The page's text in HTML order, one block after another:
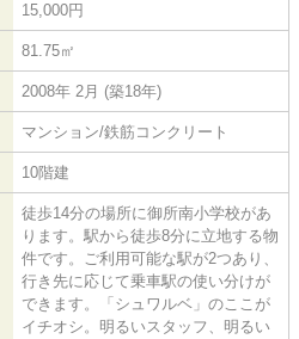
15,000円
81.75㎡
2008年 2月 (築18年)
マンション/鉄筋コンクリート
10階建
徒歩14分の場所に御所南小学校があ
ります。駅から徒歩8分に立地する物
件です。ご利用可能な駅が2つあり、
行き先に応じて乗車駅の使い分けが
できます。「シュワルベ」のここが
イチオシ。明るいスタッフ、明るい